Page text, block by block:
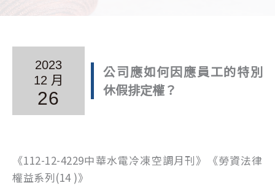
2023
12 月
26
公司應如何因應員工的特別
休假排定權？
《112-12-4229中華水電冷凍空調月刊》《勞資法律
權益系列(14 )》